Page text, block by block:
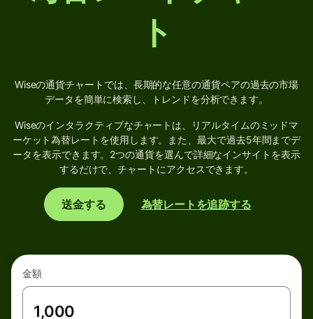
ト
Wiseの通貨チャートでは、長期的な任意の通貨ペアの過去の市場
データを簡単に検索し、トレンドを分析できます。
Wiseのインタラクティブなチャートは、リアルタイムのミッドマ
ーケット為替レートを使用します。また、最大で過去5年間までデ
ータを表示できます。2つの通貨を選んで詳細なインサイトを表示
するだけで、チャートにアクセスできます。
送金する 為替レートを追跡する
金額